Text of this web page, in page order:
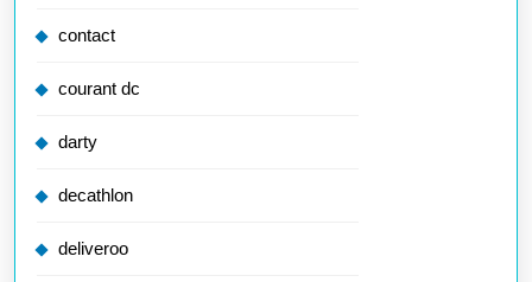
contact
courant dc
darty
decathlon
deliveroo